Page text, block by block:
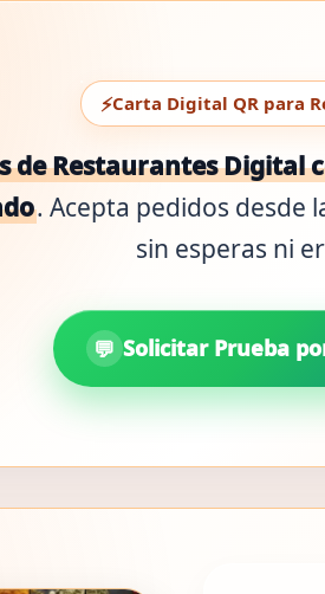
Carta Digital QR para
de Restaurantes Digital
. Acepta pedidos desde
sin esperas ni
Solicitar Prueba